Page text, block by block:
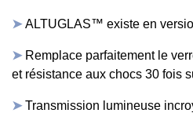
➤ALTUGLAS™ existe en
➤ Remplace parfaitement le
et résistance aux chocs 30 fois
➤Transmission lumineuse